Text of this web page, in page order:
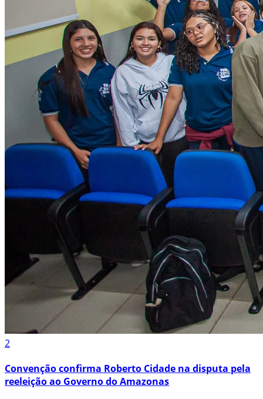
2
Convenção confirma Roberto Cidade na disputa pela
reeleição ao Governo do Amazonas